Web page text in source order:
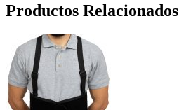
Productos Relacionados